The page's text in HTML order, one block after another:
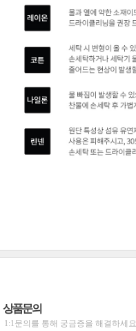
상품문의
1:1문의를 통해 궁금증을 해결하세요.